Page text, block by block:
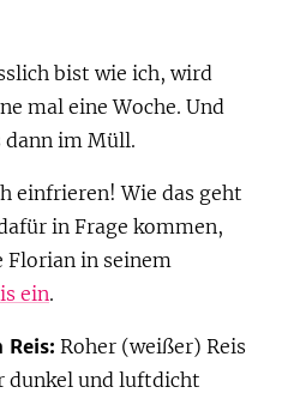
bist wie ich, wird
mal eine Woche. Und
dann im Müll.
einfrieren! Wie das geht
in Frage kommen,
in seinem
ein.
Roher (weißer) Reis
dunkel und luftdicht